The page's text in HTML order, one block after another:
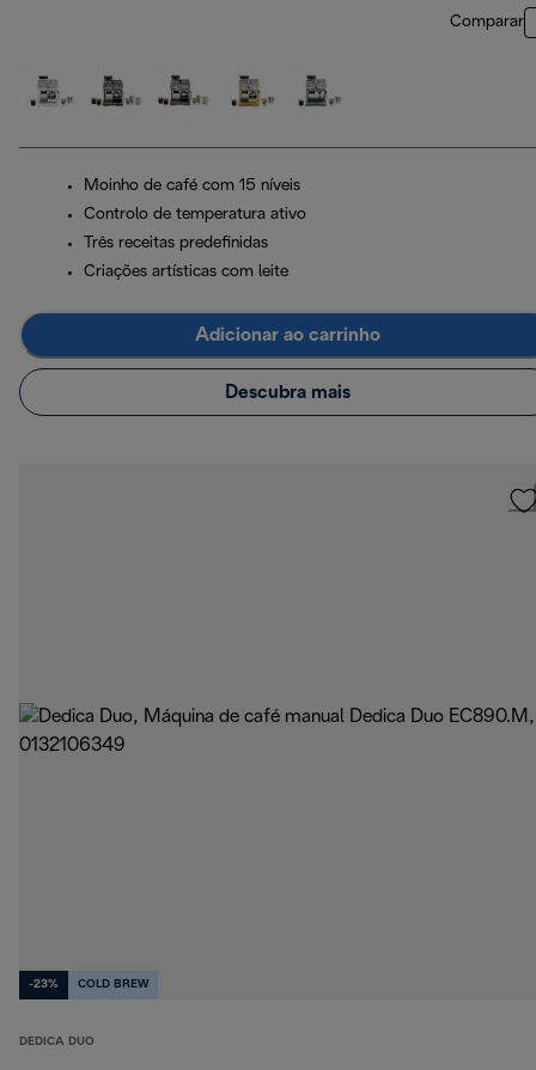
Comparar
Moinho de café com 15 níveis
Controlo de temperatura ativo
Três receitas predefinidas
Criações artísticas com leite
Adicionar ao carrinho
Descubra mais
-23% COLD BREW
DEDICA DUO